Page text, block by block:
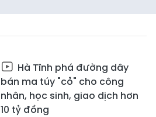
Hà Tĩnh phá đường dây
bán ma túy "cỏ" cho công
nhân, học sinh, giao dịch hơn
10 tỷ đồng